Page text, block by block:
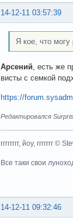
14-12-11 03:57:39
Я кое, что могу
Арсений, есть же
висты с семкой
https://
Редактировался
гггггггг, йоу, ггггггг ©
Все таки свои
14-12-11 09:32:46